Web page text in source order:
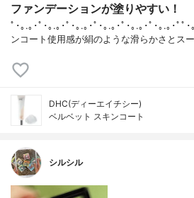
ファンデーションが塗りやすい！
ﾟ･｡.｡･ﾟ･｡.｡･ﾟ･｡.｡･ﾟ･｡.｡･ﾟ･｡.｡･ﾟ･｡.｡･ﾟﾟ
ンコート使用感が絹のような滑らかさとス
DHC(ディーエイチシー)
ベルベット スキンコート
シルシル